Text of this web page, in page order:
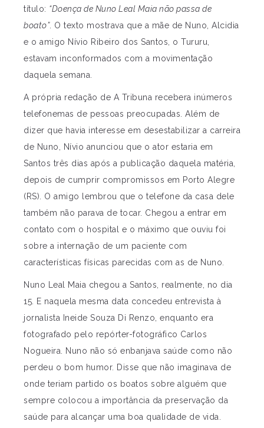
título: “Doença de Nuno Leal Maia não passa de
boato”. O texto mostrava que a mãe de Nuno, Alcidia
e o amigo Nívio Ribeiro dos Santos, o Tururu,
estavam inconformados com a movimentação
daquela semana.
A própria redação de A Tribuna recebera inúmeros
telefonemas de pessoas preocupadas. Além de
dizer que havia interesse em desestabilizar a carreira
de Nuno, Nívio anunciou que o ator estaria em
Santos três dias após a publicação daquela matéria,
depois de cumprir compromissos em Porto Alegre
(RS). O amigo lembrou que o telefone da casa dele
também não parava de tocar. Chegou a entrar em
contato com o hospital e o máximo que ouviu foi
sobre a internação de um paciente com
características físicas parecidas com as de Nuno.
Nuno Leal Maia chegou a Santos, realmente, no dia
15. E naquela mesma data concedeu entrevista à
jornalista Ineide Souza Di Renzo, enquanto era
fotografado pelo repórter-fotográfico Carlos
Nogueira. Nuno não só enbanjava saúde como não
perdeu o bom humor. Disse que não imaginava de
onde teriam partido os boatos sobre alguém que
sempre colocou a importância da preservação da
saúde para alcançar uma boa qualidade de vida.